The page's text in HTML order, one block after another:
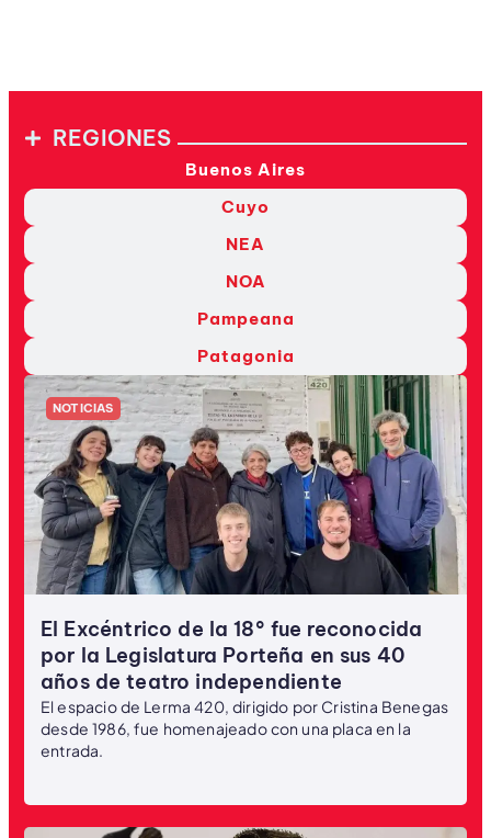
REGIONES
Buenos Aires
Cuyo
NEA
NOA
Pampeana
Patagonia
NOTICIAS
El Excéntrico de la 18° fue reconocida
por la Legislatura Porteña en sus 40
años de teatro independiente
El espacio de Lerma 420, dirigido por Cristina Benegas
desde 1986, fue homenajeado con una placa en la
entrada.